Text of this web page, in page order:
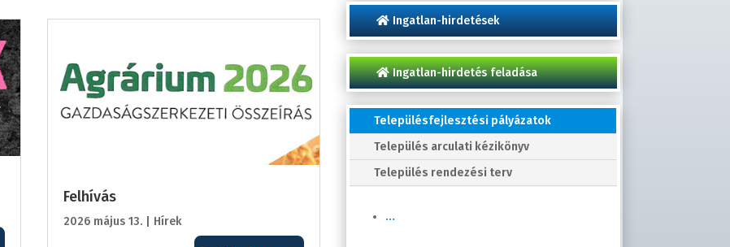
Felhívás
2026 május 13.| Hírek
Ingatlan-hirdetések
Ingatlan-hirdetés feladása
Településfejlesztési pályázatok
Település arculati kézikönyv
Település rendezési terv
…